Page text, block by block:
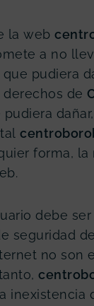
la web
a no
pudiera
derechos de
forma, la
debe
seguridad
no son
inexistencia